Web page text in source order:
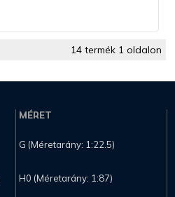
14 termék 1 oldalon
MÉRET
G (Méretarány: 1:22.5)
H0 (Méretarány: 1:87)